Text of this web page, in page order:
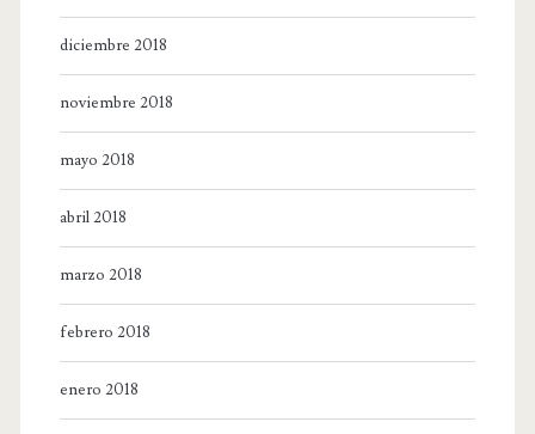
diciembre 2018
noviembre 2018
mayo 2018
abril 2018
marzo 2018
febrero 2018
enero 2018